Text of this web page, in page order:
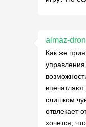
almaz-dron
Как же
слишком
отвлекает
хочется,